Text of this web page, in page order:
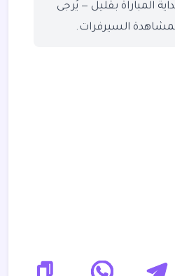
المباراة بقليل — يُرجى
لمشاهدة السيرفرات.